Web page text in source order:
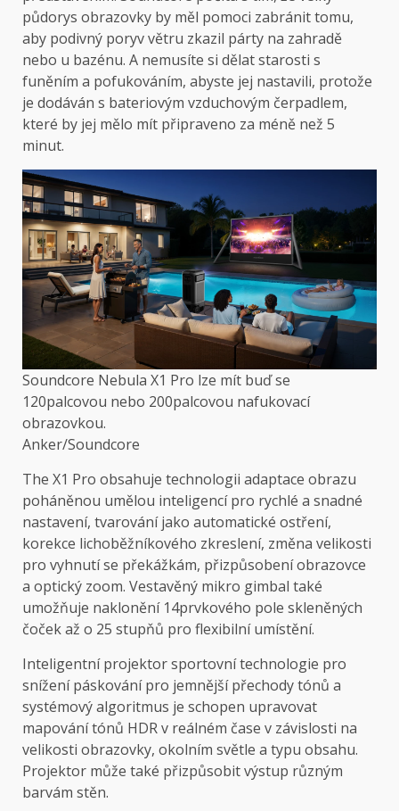
půdorys obrazovky by měl pomoci zabránit tomu,
aby podivný poryv větru zkazil párty na zahradě
nebo u bazénu. A nemusíte si dělat starosti s
funěním a pofukováním, abyste jej nastavili, protože
je dodáván s bateriovým vzduchovým čerpadlem,
které by jej mělo mít připraveno za méně než 5
minut.
Soundcore Nebula X1 Pro lze mít buď se
120palcovou nebo 200palcovou nafukovací
obrazovkou.
Anker/Soundcore
The X1 Pro obsahuje technologii adaptace obrazu
poháněnou umělou inteligencí pro rychlé a snadné
nastavení, tvarování jako automatické ostření,
korekce lichoběžníkového zkreslení, změna velikosti
pro vyhnutí se překážkám, přizpůsobení obrazovce
a optický zoom. Vestavěný mikro gimbal také
umožňuje naklonění 14prvkového pole skleněných
čoček až o 25 stupňů pro flexibilní umístění.
Inteligentní projektor sportovní technologie pro
snížení páskování pro jemnější přechody tónů a
systémový algoritmus je schopen upravovat
mapování tónů HDR v reálném čase v závislosti na
velikosti obrazovky, okolním světle a typu obsahu.
Projektor může také přizpůsobit výstup různým
barvám stěn.